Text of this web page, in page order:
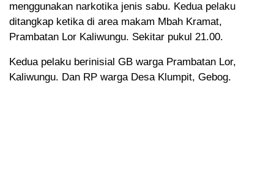
menggunakan narkotika jenis sabu. Kedua pelaku
ditangkap ketika di area makam Mbah Kramat,
Prambatan Lor Kaliwungu. Sekitar pukul 21.00.
Kedua pelaku berinisial GB warga Prambatan Lor,
Kaliwungu. Dan RP warga Desa Klumpit, Gebog.